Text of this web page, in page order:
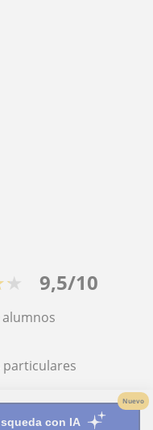
con IA
Nuevo
9,5/10
particulares